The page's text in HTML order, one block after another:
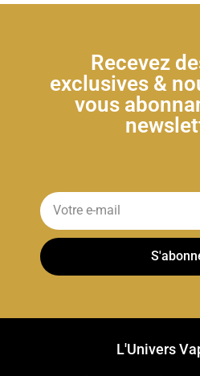
Recevez
exclusives &
vous
L'Univers